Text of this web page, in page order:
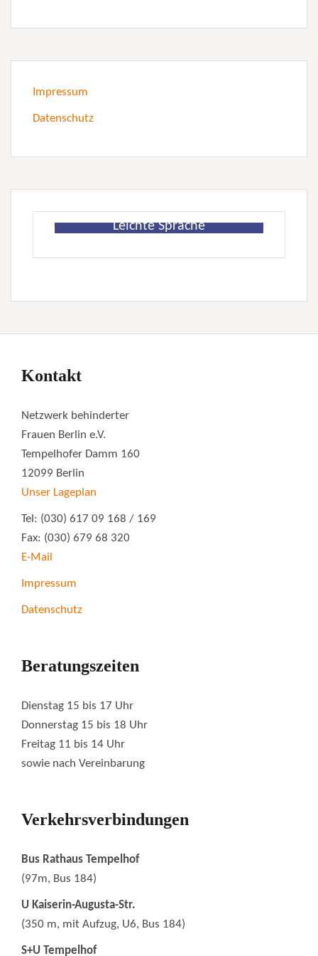
Impressum
Datenschutz
Leichte Sprache
Kontakt
Netzwerk behinderter
Frauen Berlin e.V.
Tempelhofer Damm 160
12099 Berlin
Unser Lageplan
Tel: (030) 617 09 168 / 169
Fax: (030) 679 68 320
E-Mail
Impressum
Datenschutz
Beratungszeiten
Dienstag 15 bis 17 Uhr
Donnerstag 15 bis 18 Uhr
Freitag 11 bis 14 Uhr
sowie nach Vereinbarung
Verkehrsverbindungen
Bus Rathaus Tempelhof
(97m, Bus 184)
U Kaiserin-Augusta-Str.
(350 m, mit Aufzug, U6, Bus 184)
S+U Tempelhof